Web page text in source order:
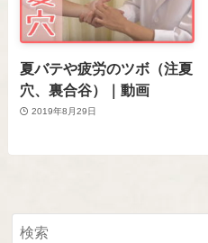
夏バテや疲労のツボ（注夏
穴、裏合谷）｜動画
2019年8月29日